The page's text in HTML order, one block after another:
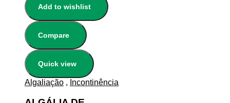
Add to wishlist
Compare
Quick view
Algaliação , Incontinência